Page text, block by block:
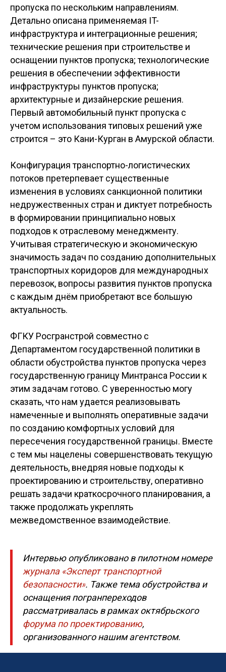
пропуска по нескольким направлениям.
Детально описана применяемая IT-
инфраструктура и интеграционные решения;
технические решения при строительстве и
оснащении пунктов пропуска; технологические
решения в обеспечении эффективности
инфраструктуры пунктов пропуска;
архитектурные и дизайнерские решения.
Первый автомобильный пункт пропуска с
учетом использования типовых решений уже
строится – это Кани-Курган в Амурской области.
Конфигурация транспортно-логистических
потоков претерпевает существенные
изменения в условиях санкционной политики
недружественных стран и диктует потребность
в формировании принципиально новых
подходов к отраслевому менеджменту.
Учитывая стратегическую и экономическую
значимость задач по созданию дополнительных
транспортных коридоров для международных
перевозок, вопросы развития пунктов пропуска
с каждым днём приобретают все большую
актуальность.
ФГКУ Росгранстрой совместно с
Департаментом государственной политики в
области обустройства пунктов пропуска через
государственную границу Минтранса России к
этим задачам готово. С уверенностью могу
сказать, что нам удается реализовывать
намеченные и выполнять оперативные задачи
по созданию комфортных условий для
пересечения государственной границы. Вместе
с тем мы нацелены совершенствовать текущую
деятельность, внедряя новые подходы к
проектированию и строительству, оперативно
решать задачи краткосрочного планирования, а
также продолжать укреплять
межведомственное взаимодействие.
Интервью опубликовано в пилотном номере
журнала «Эксперт транспортной
безопасности». Также тема обустройства и
оснащения погранпереходов
рассматривалась в рамках октябрьского
форума по проектированию,
организованного нашим агентством.